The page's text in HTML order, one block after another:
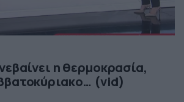
η θερμοκρασία,
(vid)